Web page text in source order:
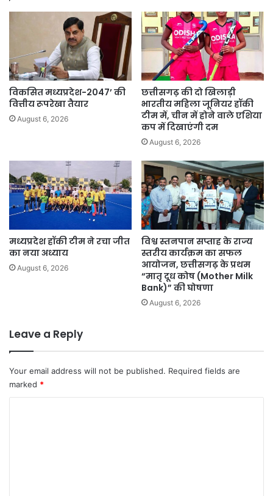
विकसित मध्यप्रदेश-2047’ की
वित्तीय रूपरेखा तैयार
August 6, 2026
छत्तीसगढ़ की दो खिलाड़ी
भारतीय महिला जूनियर हॉकी
टीम में, चीन में होने वाले एशिया
कप में दिखाएंगी दम
August 6, 2026
मध्यप्रदेश हॉकी टीम ने रचा जीत
का नया अध्याय
August 6, 2026
विश्व स्तनपान सप्ताह के राज्य
स्तरीय कार्यक्रम का सफल
आयोजन, छत्तीसगढ़ के प्रथम
“मातृ दूध कोष (Mother Milk
Bank)” की घोषणा
August 6, 2026
Leave a Reply
Your email address will not be published. Required fields are
marked *